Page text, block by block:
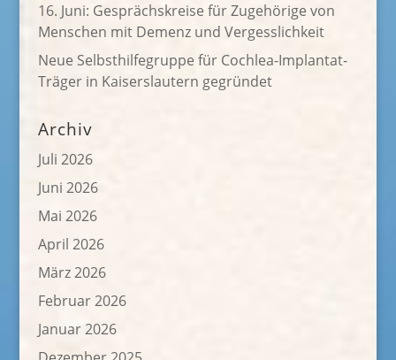
16. Juni: Gesprächskreise für Zugehörige von
Menschen mit Demenz und Vergesslichkeit
Neue Selbsthilfegruppe für Cochlea-Implantat-
Träger in Kaiserslautern gegründet
Archiv
Juli 2026
Juni 2026
Mai 2026
April 2026
März 2026
Februar 2026
Januar 2026